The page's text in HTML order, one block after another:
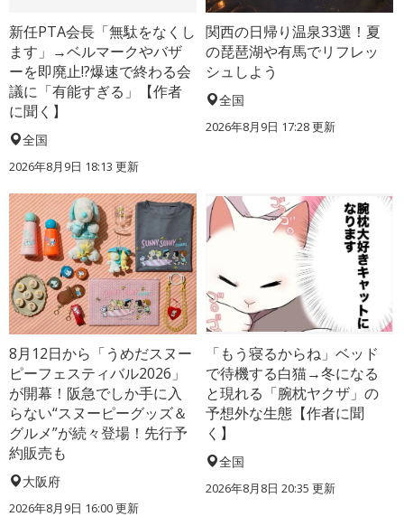
新任PTA会長「無駄をなくし
ます」→ベルマークやバザ
ーを即廃止!?爆速で終わる会
議に「有能すぎる」【作者
に聞く】
全国
2026年8月9日 18:13 更新
関西の日帰り温泉33選！夏
の琵琶湖や有馬でリフレッ
シュしよう
全国
2026年8月9日 17:28更新
8月12日から「うめだスヌー
ピーフェスティバル2026」
が開幕！阪急でしか手に入
らない“スヌーピーグッズ＆
グルメ”が続々登場！先行予
約販売も
大阪府
2026年8月9日 16:00更新
「もう寝るからね」ベッド
で待機する白猫→冬になる
と現れる「腕枕ヤクザ」の
予想外な生態【作者に聞
く】
全国
2026年8月8日 20:35 更新